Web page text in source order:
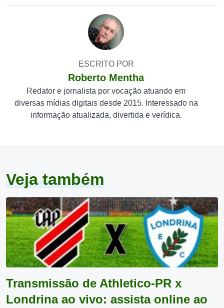
ESCRITO POR
Roberto Mentha
Redator e jornalista por vocação atuando em
diversas mídias digitais desde 2015. Interessado na
informação atualizada, divertida e verídica.
Veja também
Transmissão de Athletico-PR x
Londrina ao vivo: assista online ao